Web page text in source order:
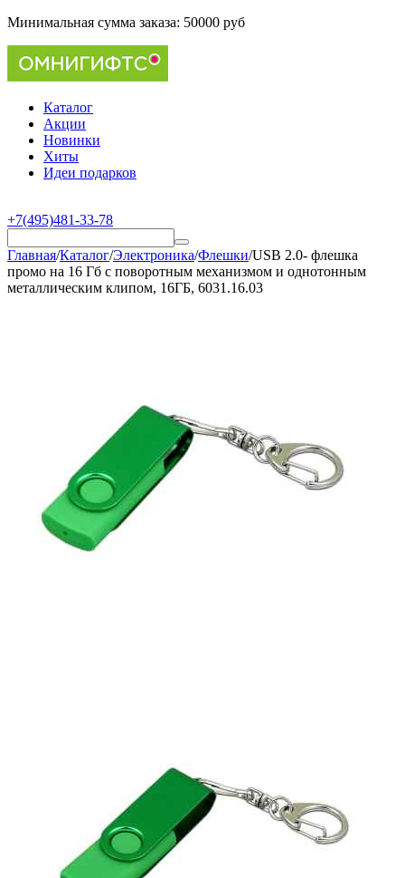
Минимальная сумма заказа: 50000 руб
Каталог
Акции
Новинки
Хиты
Идеи подарков
+7(495)481-33-78
Главная/Каталог/Электроника/Флешки/USB 2.0- флешка
промо на 16 Гб с поворотным механизмом и однотонным
металлическим клипом, 16ГБ, 6031.16.03